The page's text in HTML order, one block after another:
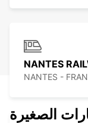
NANTES
NANTES -
الصغيرة